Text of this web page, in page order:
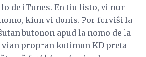
de iTunes. En tiu listo, vi nun
kiun vi donis. Por forviŝi la
butonon apud la nomo de la
vian propran kutimon KD preta